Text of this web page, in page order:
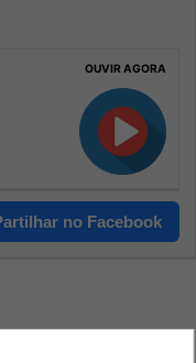
OUVIR AGORA
no Facebook